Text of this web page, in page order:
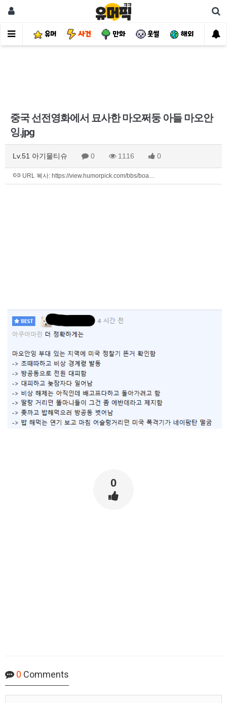
유머 사건 만화 웃썰 해외 핫
중국 선전영화에서 묘사한 마오쩌둥 아들 마오안
잉.jpg
Lv.51 아기물티슈 0 1116 0
URL 복사: https://view.humorpick.com/bbs/boa…
0
0 Comments